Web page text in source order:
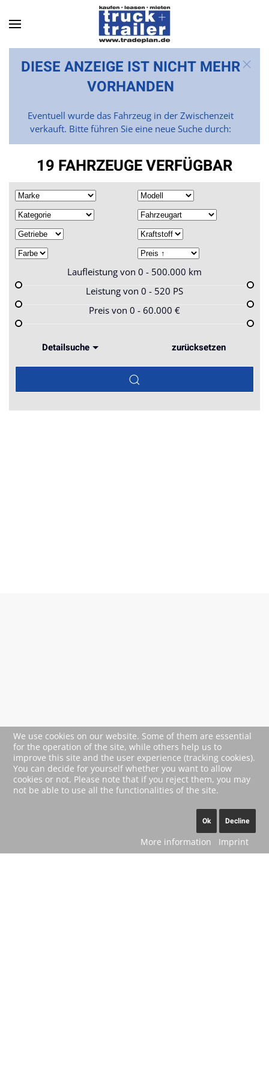
Skip to main content
DIESE ANZEIGE IST NICHT MEHR
VORHANDEN
Eventuell wurde das Fahrzeug in der Zwischenzeit
verkauft. Bitte führen Sie eine neue Suche durch:
19 FAHRZEUGE VERFÜGBAR
Laufleistung von 0 - 500.000 km
Leistung von 0 - 520 PS
Preis von 0 - 60.000 €
Detailsuche zurücksetzen
We use cookies on our website. Some of them are essential
for the operation of the site, while others help us to
improve this site and the user experience (tracking cookies).
You can decide for yourself whether you want to allow
cookies or not. Please note that if you reject them, you may
not be able to use all the functionalities of the site.
Ok Decline
More information Imprint